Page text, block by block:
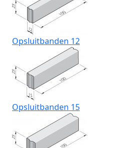
Opsluitbanden 12
Opsluitbanden 15